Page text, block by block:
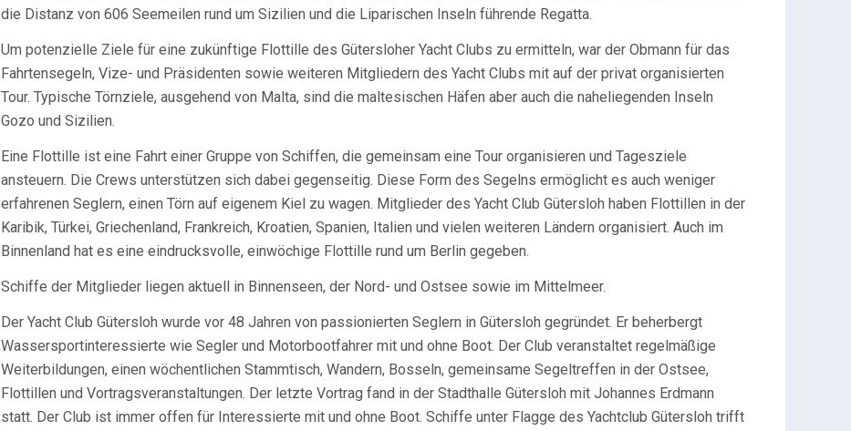
die Distanz von 606 Seemeilen rund um Sizilien und die Liparischen Inseln führende Regatta.
Um potenzielle Ziele für eine zukünftige Flottille des Gütersloher Yacht Clubs zu ermitteln, war der Obmann für das
Fahrtensegeln, Vize- und Präsidenten sowie weiteren Mitgliedern des Yacht Clubs mit auf der privat organisierten
Tour. Typische Törnziele, ausgehend von Malta, sind die maltesischen Häfen aber auch die naheliegenden Inseln
Gozo und Sizilien.
Eine Flottille ist eine Fahrt einer Gruppe von Schiffen, die gemeinsam eine Tour organisieren und Tagesziele
ansteuern. Die Crews unterstützen sich dabei gegenseitig. Diese Form des Segelns ermöglicht es auch weniger
erfahrenen Seglern, einen Törn auf eigenem Kiel zu wagen. Mitglieder des Yacht Club Gütersloh haben Flottillen in der
Karibik, Türkei, Griechenland, Frankreich, Kroatien, Spanien, Italien und vielen weiteren Ländern organisiert. Auch im
Binnenland hat es eine eindrucksvolle, einwöchige Flottille rund um Berlin gegeben.
Schiffe der Mitglieder liegen aktuell in Binnenseen, der Nord- und Ostsee sowie im Mittelmeer.
Der Yacht Club Gütersloh wurde vor 48 Jahren von passionierten Seglern in Gütersloh gegründet. Er beherbergt
Wassersportinteressierte wie Segler und Motorbootfahrer mit und ohne Boot. Der Club veranstaltet regelmäßige
Weiterbildungen, einen wöchentlichen Stammtisch, Wandern, Bosseln, gemeinsame Segeltreffen in der Ostsee,
Flottillen und Vortragsveranstaltungen. Der letzte Vortrag fand in der Stadthalle Gütersloh mit Johannes Erdmann
statt. Der Club ist immer offen für Interessierte mit und ohne Boot. Schiffe unter Flagge des Yachtclub Gütersloh trifft